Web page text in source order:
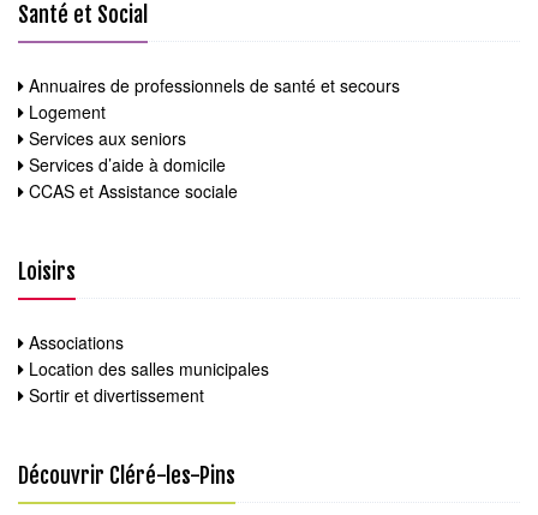
Santé et Social
Annuaires de professionnels de santé et secours
Logement
Services aux seniors
Services d’aide à domicile
CCAS et Assistance sociale
Loisirs
Associations
Location des salles municipales
Sortir et divertissement
Découvrir Cléré-les-Pins